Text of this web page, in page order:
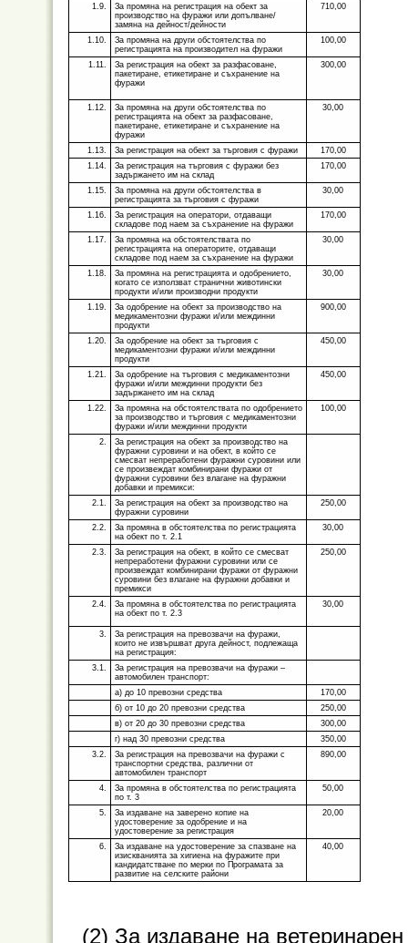
1.9.
За промяна на регистрация на обект за
производство на фуражи или допълване/
замяна на дейност/дейности
710,00
1.10.
За промяна на други обстоятелства по
регистрацията на производител на фуражи
100,00
1.11.
За регистрация на обект за разфасоване,
пакетиране, етикетиране и съхранение на
фуражи
300,00
1.12.
За промяна на други обстоятелства по
регистрацията на обект за разфасоване,
пакетиране, етикетиране и съхранение на
фуражи
30,00
1.13. За регистрация на обект за търговия с фуражи
170,00
1.14.
За регистрация на търговия с фуражи без
задържането им на склад
170,00
1.15.
За промяна на други обстоятелства в
регистрацията за търговия с фуражи
30,00
1.16.
За регистрация на оператори, отдаващи
складове под наем за съхранение на фуражи
170,00
1.17.
За промяна на обстоятелствата по
регистрацията на операторите, отдаващи
складове под наем за съхранение на фуражи
30,00
1.18.
За промяна на регистрацията и одобрението,
когато се използват странични животински
продукти и/или производни продукти
30,00
1.19.
За одобрение на обект за производство на
медикаментозни фуражи и/или междинни
продукти
900,00
1.20.
За одобрение на обект за търговия с
медикаментозни фуражи и/или междинни
продукти
450,00
1.21.
За одобрение на търговия с медикаментозни
фуражи и/или междинни продукти без
задържането им на склад
450,00
1.22.
За промяна на обстоятелствата по одобрението
за производство и търговия с медикаментозни
фуражи и/или междинни продукти
100,00
2.
За регистрация на обект за производство на
фуражни суровини и на обект, в който се
смесват непреработени фуражни суровини или
се произвеждат комбинирани фуражи от
фуражни суровини без влагане на фуражни
добавки и премикси:
2.1.
За регистрация на обект за производство на
фуражни суровини
250,00
2.2.
За промяна в обстоятелства по регистрацията
на обект по т. 2.1
30,00
2.3.
За регистрация на обект, в който се смесват
непреработени фуражни суровини или се
произвеждат комбинирани фуражи от фуражни
суровини без влагане на фуражни добавки и
премикси
250,00
2.4.
За промяна в обстоятелства по регистрацията
на обект по т. 2.3
30,00
3.
За регистрация на превозвачи на фуражи,
които не извършват друга дейност, подлежаща
на регистрация:
3.1.
За регистрация на превозвачи на фуражи –
автомобилен транспорт:
а) до 10 превозни средства
170,00
б) от 10 до 20 превозни средства
250,00
в) от 20 до 30 превозни средства
300,00
г) над 30 превозни средства
350,00
3.2.
За регистрация на превозвачи на фуражи с
транспортни средства, различни от
автомобилен транспорт
890,00
4.
За промяна в обстоятелства по регистрацията
по т. 3
50,00
5.
За издаване на заверено копие на
удостоверение за одобрение и на
удостоверение за регистрация
20,00
6.
За издаване на удостоверение за спазване на
изискванията за хигиена на фуражите при
кандидатстване по мерки по Програмата за
развитие на селските райони
40,00
(2) За издаване на